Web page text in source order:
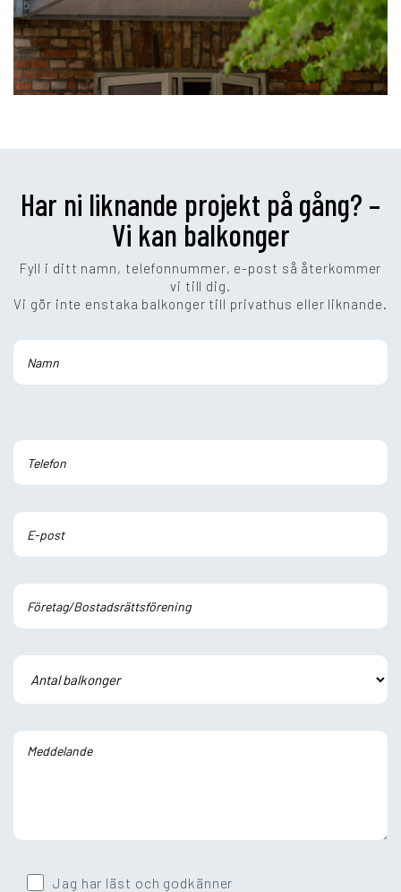
Har ni liknande projekt på gång? –
Vi kan balkonger
Fyll i ditt namn, telefonnummer, e-post så återkommer
vi till dig.
Vi gör inte enstaka balkonger till privathus eller liknande.
detta
fält
Jag har läst och godkänner